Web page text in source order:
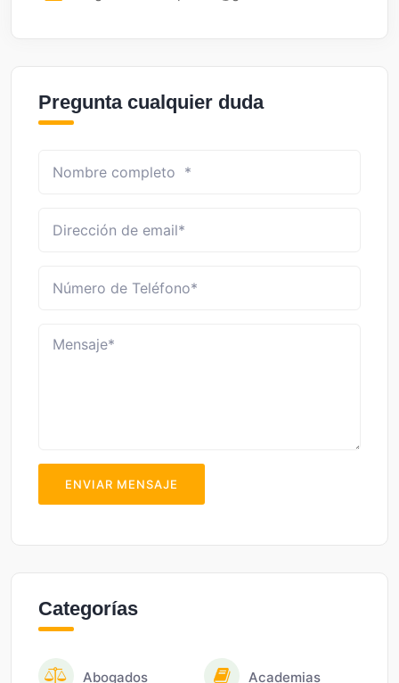
Pregunta cualquier duda
ENVIAR MENSAJE
Categorías
Abogados Academias